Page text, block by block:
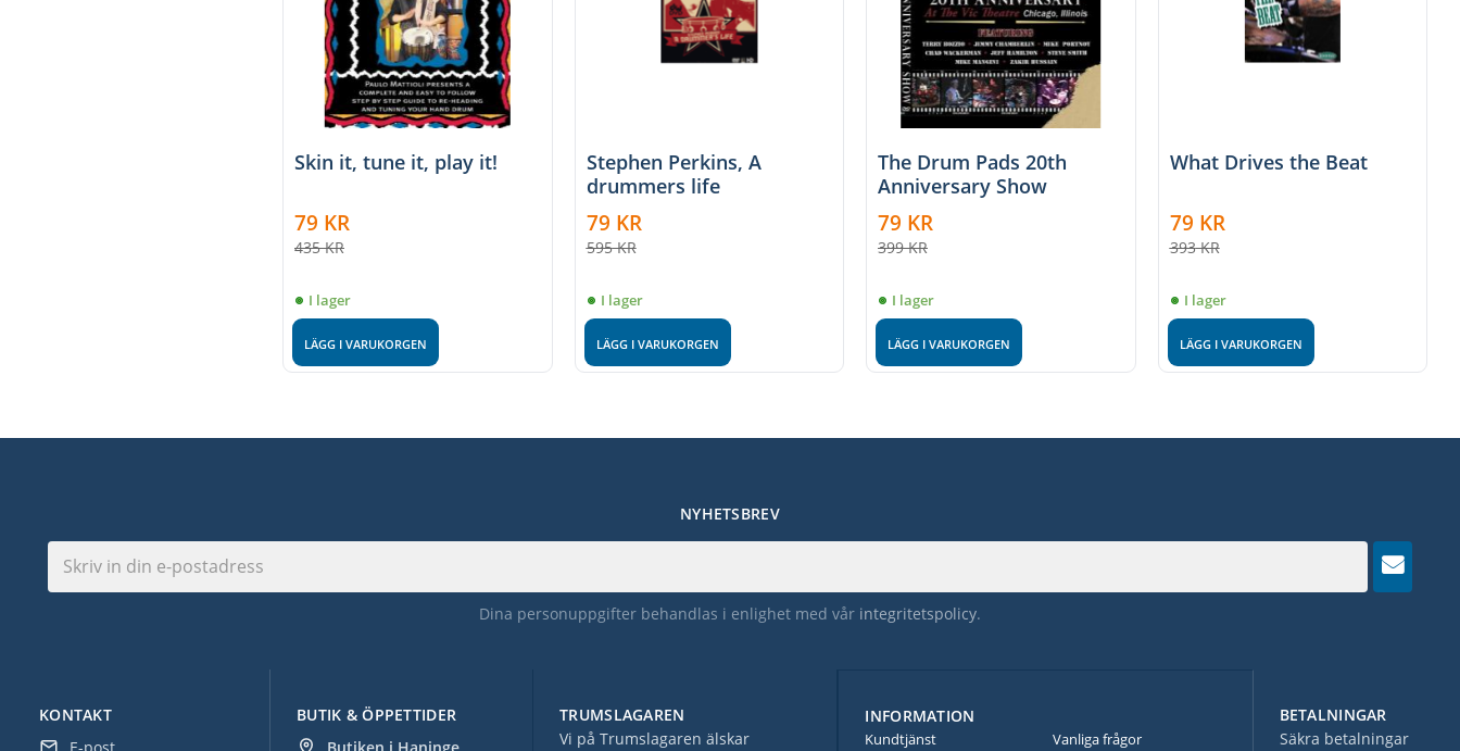
Skin it, tune it, play it!
79 KR
435KR
I lager
LÄGG I VARUKORGEN
Stephen Perkins, A
drummers life
79 KR
595KR
I lager
LÄGG I VARUKORGEN
The Drum Pads 20th
Anniversary Show
79 KR
399KR
I lager
LÄGG I VARUKORGEN
What Drives the Beat
79 KR
393KR
I lager
LÄGG I VARUKORGEN
BUTIK & ÖPPETTIDER
BETALNINGAR
Säkra betalningar
KONTAKT
TRUMSLAGAREN
Vi på Trumslagaren älskar
NYHETSBREV
Dina personuppgifter behandlas i enlighet med vår integritetspolicy.
INFORMATION
Kundtjänst Vanliga frågor